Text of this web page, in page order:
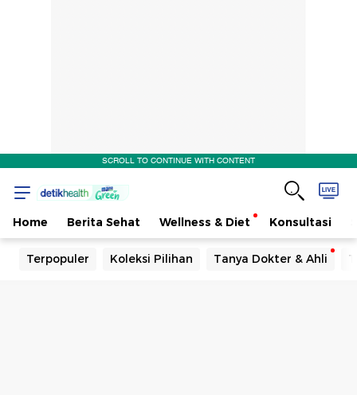
SCROLL TO CONTINUE WITH CONTENT
Home Berita Sehat Wellness & Diet Konsultasi
Terpopuler Koleksi Pilihan Tanya Dokter & Ahli